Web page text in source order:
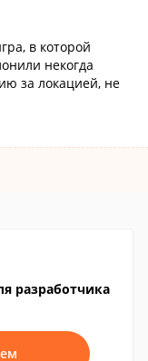
в которой
некогда
за локацией, не
разработчика